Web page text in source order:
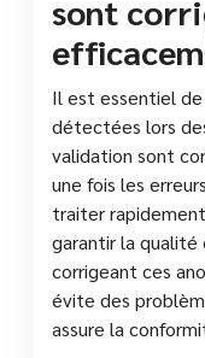
sont
Il est essentiel de
détectées lors
validation sont
une fois les
traiter
garantir la
corrigeant ces
évite des
assure la